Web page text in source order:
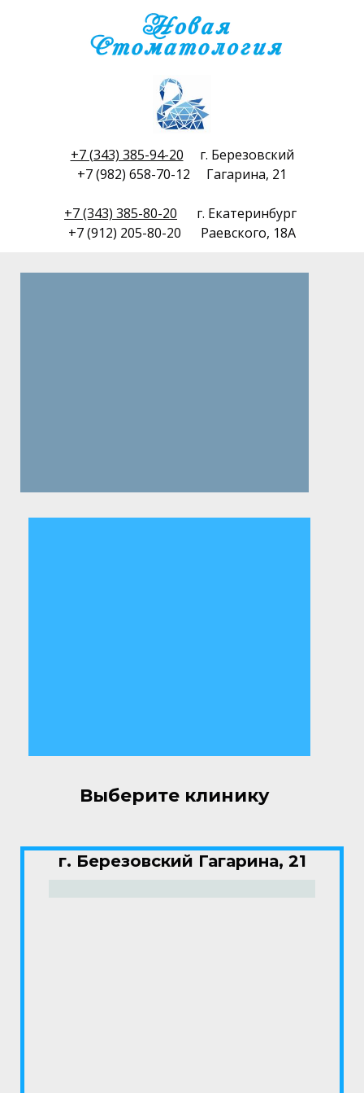
+7 (343) 385-94-20 г. Березовский
+7 (982) 658-70-12 Гагарина, 21
+7 (343) 385-80-20 г. Екатеринбург
+7 (912) 205-80-20 Раевского, 18А
г. Березовский Гагарина, 21
Выберите клинику